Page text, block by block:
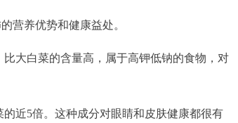
营养优势和健康益处。
大白菜的含量高，属于高钾低钠的食物，对
近5倍。这种成分对眼睛和皮肤健康都很有